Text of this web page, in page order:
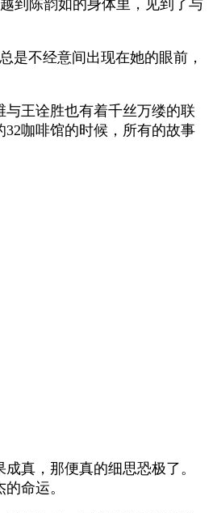
到陈韵如的身体里，见到了与
是不经意间出现在她的眼前，
王诠胜也有着千丝万缕的联
咖啡馆的时候，所有的故事
真，那便真的细思恐极了。
命运。